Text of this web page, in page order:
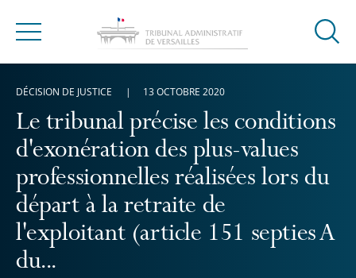
Menu
Ouvrir
Le tribunal précise les conditions
d'exonération des plus-values
professionnelles réalisées lors du
départ à la retraite de
l'exploitant (article 151 septies A
du...
DÉCISION DE JUSTICE 13 OCTOBRE 2020